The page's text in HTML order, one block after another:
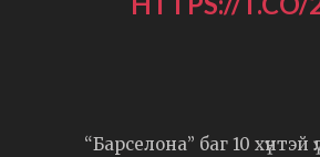
“Барселона” баг 10